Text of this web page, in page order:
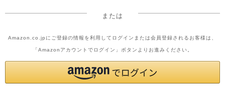
または
Amazon.co.jpにご登録の情報を利用してログインまたは会員登録されるお客様は、
「Amazonアカウントでログイン」ボタンよりお進みください。